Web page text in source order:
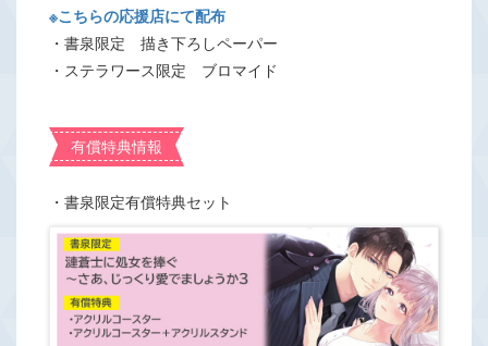
※こちらの応援店にて配布
・書泉限定 描き下ろしペーパー
・ステラワース限定 ブロマイド
有償特典情報
・書泉限定有償特典セット